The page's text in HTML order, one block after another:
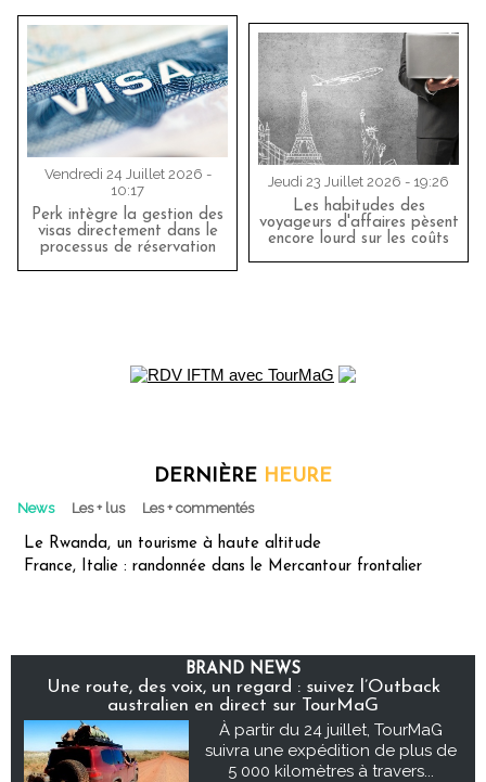
Vendredi 24 Juillet 2026 -
10:17
Perk intègre la gestion des
visas directement dans le
processus de réservation
Jeudi 23 Juillet 2026 - 19:26
Les habitudes des
voyageurs d'affaires pèsent
encore lourd sur les coûts
DERNIÈRE HEURE
News Les + lus Les + commentés
Le Rwanda, un tourisme à haute altitude
France, Italie : randonnée dans le Mercantour frontalier
BRAND NEWS
Une route, des voix, un regard : suivez l’Outback
australien en direct sur TourMaG
À partir du 24 juillet, TourMaG
suivra une expédition de plus de
5 000 kilomètres à travers...